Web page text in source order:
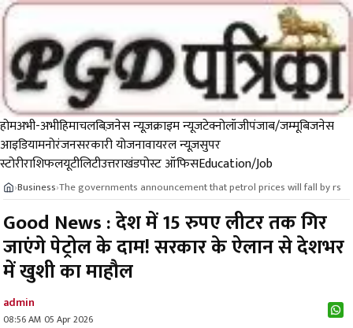
होमअभी-अभीहिमाचलबिज़नेस न्यूज़क्राइम न्यूजटेक्नोलॉजीपंजाब/जम्मूबिजनेस
आइडियामनोरंजनसरकारी योजनावायरल न्यूज़सुपर
स्टोरीराशिफलयूटीलिटीउत्तराखंडपोस्ट ऑफिसEducation/Job
›Business›The governments announcement that petrol prices will fall by rs
Good News : देश में 15 रुपए लीटर तक गिर
जाएंगे पेट्रोल के दाम! सरकार के ऐलान से देशभर
में खुशी का माहौल
admin
08:56 AM 05 Apr 2026